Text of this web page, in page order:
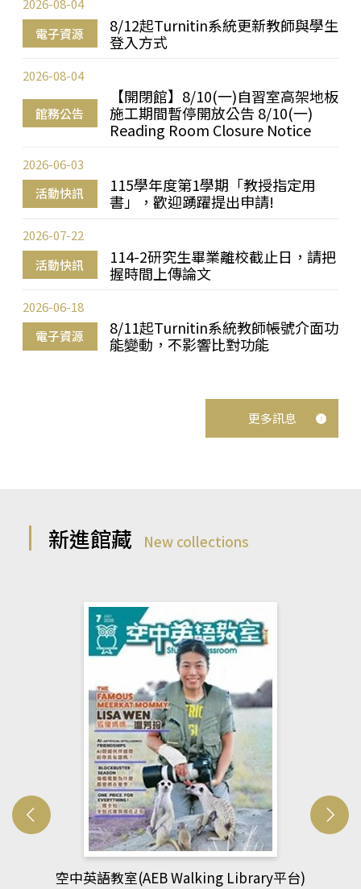
電子資源
8/12起Turnitin系統更新教師與學生
登入方式
2026-08-04
館務公告
【開閉館】8/10(一)自習室高架地板
施工期間暫停開放公告 8/10(一)
Reading Room Closure Notice
2026-08-04
活動快訊
115學年度第1學期「教授指定用
書」，歡迎踴躍提出申請!
2026-06-03
活動快訊
114-2研究生畢業離校截止日，請把
握時間上傳論文
2026-07-22
電子資源
8/11起Turnitin系統教師帳號介面功
能變動，不影響比對功能
2026-06-18
更多訊息
新進館藏 New collections
網管人(kono平台)